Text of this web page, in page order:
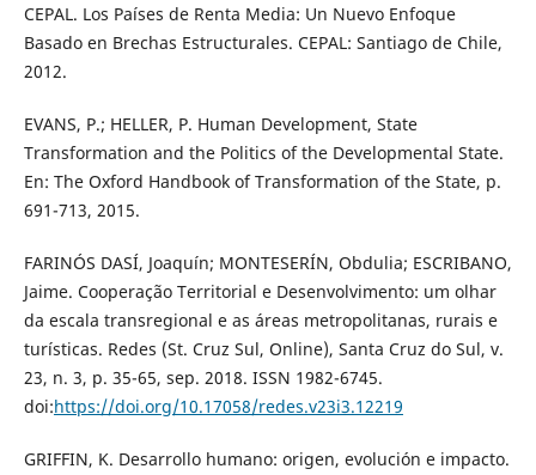
CEPAL. Los Países de Renta Media: Un Nuevo Enfoque
Basado en Brechas Estructurales. CEPAL: Santiago de Chile,
2012.
EVANS, P.; HELLER, P. Human Development, State
Transformation and the Politics of the Developmental State.
En: The Oxford Handbook of Transformation of the State, p.
691-713, 2015.
FARINÓS DASÍ, Joaquín; MONTESERÍN, Obdulia; ESCRIBANO,
Jaime. Cooperação Territorial e Desenvolvimento: um olhar
da escala transregional e as áreas metropolitanas, rurais e
turísticas. Redes (St. Cruz Sul, Online), Santa Cruz do Sul, v.
23, n. 3, p. 35-65, sep. 2018. ISSN 1982-6745.
doi:https://doi.org/10.17058/redes.v23i3.12219
GRIFFIN, K. Desarrollo humano: origen, evolución e impacto.